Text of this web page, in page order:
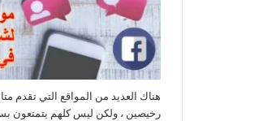
هناك العديد من المواقع التي تقدم
رخيصين ، ولكن ليس كلهم ​​يتمتعون